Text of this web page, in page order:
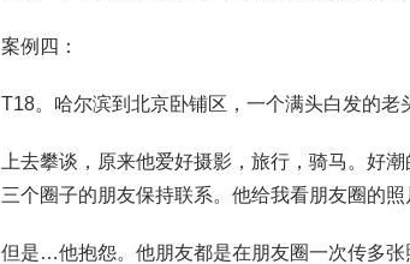
案例四：
T18。哈尔滨到北京卧铺区，一个满头白发的老
上去攀谈，原来他爱好摄影，旅行，骑马。好
三个圈子的朋友保持联系。他给我看朋友圈的
但是…他抱怨。他朋友都是在朋友圈一次传多张